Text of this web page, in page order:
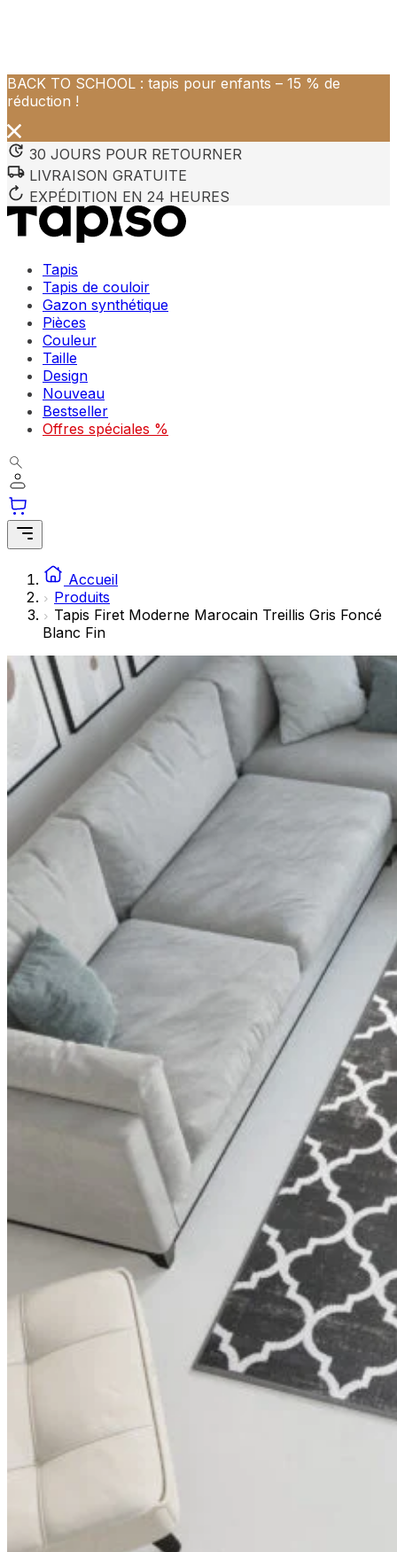
BACK TO SCHOOL : tapis pour enfants – 15 % de
réduction !
30 JOURS POUR RETOURNER
LIVRAISON GRATUITE
EXPÉDITION EN 24 HEURES
Tapis
Tapis de couloir
Gazon synthétique
Pièces
Couleur
Taille
Design
Nouveau
Bestseller
Offres spéciales %
Accueil
Produits
Tapis Firet Moderne Marocain Treillis Gris Foncé
Blanc Fin
Nous utilisons des cookies pour personnaliser le contenu
Indispensables
Les cookies indispensables sont cruciaux pour les
ne stockent aucune donnée permettant d'identifier
Préférences
Les cookies liés aux préférences permettent au site de
Les cookies statistiques aident les propriétaires de sites
rapportant des informations de manière anonyme.
Les cookies non classés sont des cookies qui sont en